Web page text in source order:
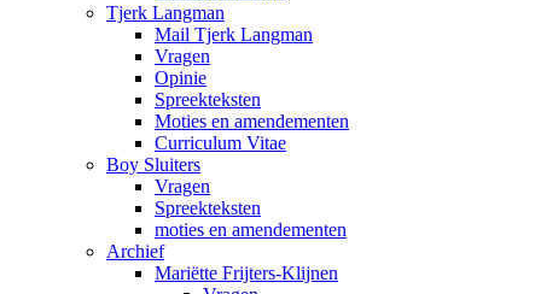
Tjerk Langman
Mail Tjerk Langman
Vragen
Opinie
Spreekteksten
Moties en amendementen
Curriculum Vitae
Boy Sluiters
Vragen
Spreekteksten
moties en amendementen
Archief
Mariëtte Frijters-Klijnen